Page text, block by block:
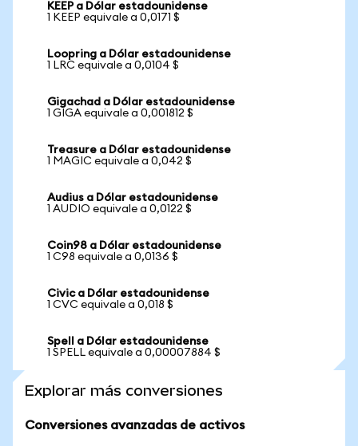
KEEP a Dólar estadounidense
1 KEEP equivale a 0,0171 $
Loopring a Dólar estadounidense
1 LRC equivale a 0,0104 $
Gigachad a Dólar estadounidense
1 GIGA equivale a 0,001812 $
Treasure a Dólar estadounidense
1 MAGIC equivale a 0,042 $
Audius a Dólar estadounidense
1 AUDIO equivale a 0,0122 $
Coin98 a Dólar estadounidense
1 C98 equivale a 0,0136 $
Civic a Dólar estadounidense
1 CVC equivale a 0,018 $
Spell a Dólar estadounidense
1 SPELL equivale a 0,00007884 $
Explorar más conversiones
Conversiones avanzadas de activos